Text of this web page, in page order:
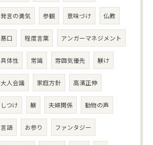
発言の勇気 参観 意味づけ 仏教
悪口 程度言葉 アンガーマネジメント
具体性 常識 雰囲気優先 躾け
大人会議 家庭方針 高濱正伸
しつけ 躾 夫婦関係 動物の声
言語 お参り ファンタジー